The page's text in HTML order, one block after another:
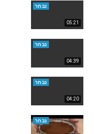
05:21
נבחר
04:39
נבחר
04:20
נבחר
נבחר